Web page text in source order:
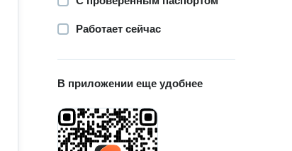
Работает сейчас
В приложении еще удобнее